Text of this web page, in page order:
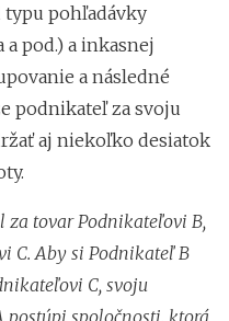
typu pohľadávky
pod.) a inkasnej
a následné
podnikateľ za svoju
aj niekoľko desiatok
tovar Podnikateľovi B,
C. Aby si Podnikateľ B
C, svoju
spoločnosti, ktorá